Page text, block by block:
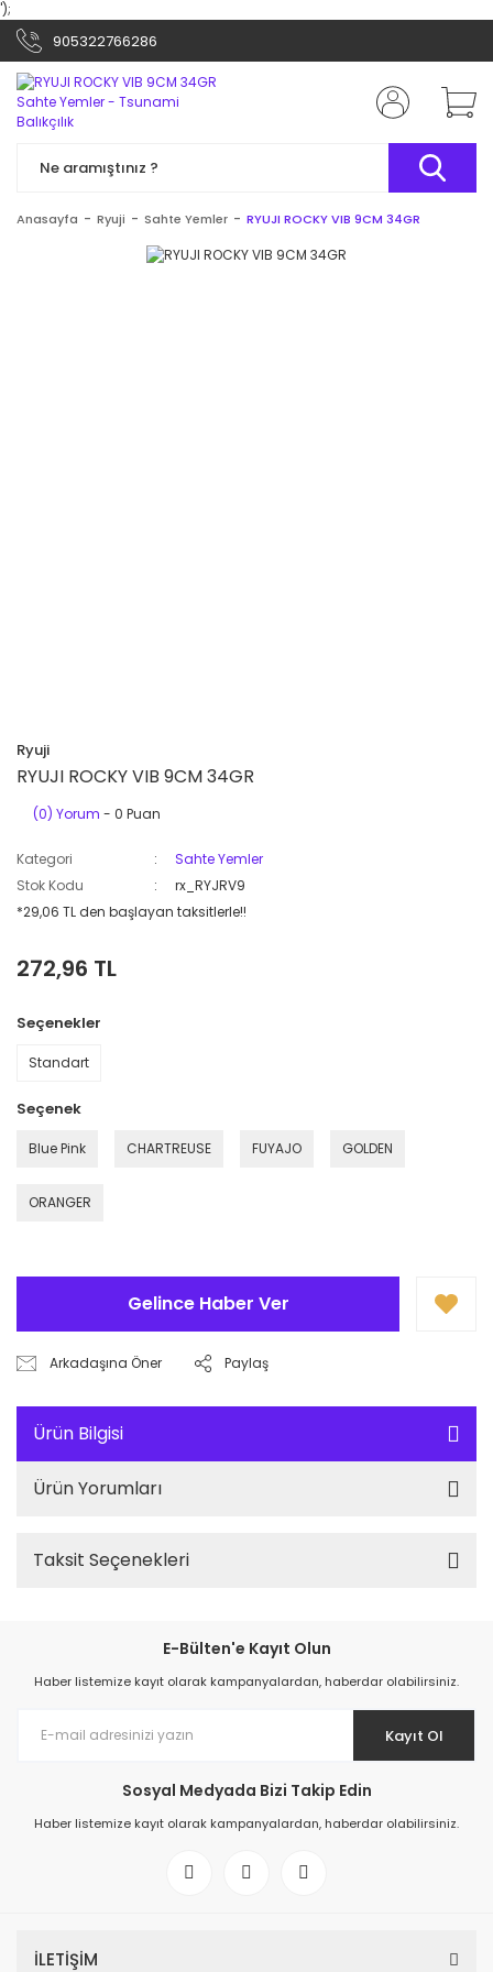
');
905322766286
Anasayfa Ryuji Sahte Yemler RYUJI ROCKY VIB 9CM 34GR
Ryuji
RYUJI ROCKY VIB 9CM 34GR
(0) Yorum - 0 Puan
Kategori
Sahte Yemler
Stok Kodu
rx_RYJRV9
*29,06 TL den başlayan taksitlerle!!
272,96 TL
Seçenekler
Standart
Seçenek
Blue Pink CHARTREUSE FUYAJO GOLDEN
ORANGER
Gelince Haber Ver
Arkadaşına Öner Paylaş
Ürün Bilgisi
Ürün Yorumları
Taksit Seçenekleri
E-Bülten'e Kayıt Olun
Haber listemize kayıt olarak kampanyalardan, haberdar olabilirsiniz.
Kayıt Ol
Sosyal Medyada Bizi Takip Edin
Haber listemize kayıt olarak kampanyalardan, haberdar olabilirsiniz.
İLETİŞİM